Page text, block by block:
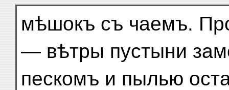
мѣшокъ съ чаемъ.
— вѣтры пустыни
пескомъ и пылью